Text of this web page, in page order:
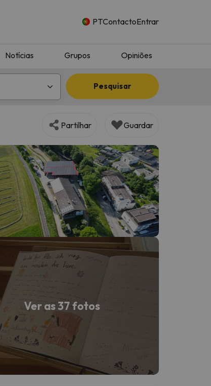
PTContactoEntrar
Notícias Grupos Opiniões
Pesquisar
Partilhar Guardar
Ver as 37 fotos